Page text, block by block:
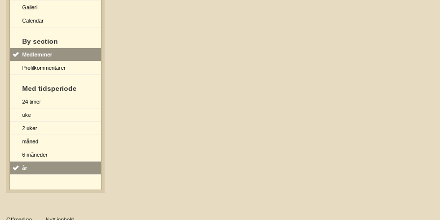
Galleri
Calendar
By section
Medlemmer
Profilkommentarer
Med tidsperiode
24 timer
uke
2 uker
måned
6 måneder
år